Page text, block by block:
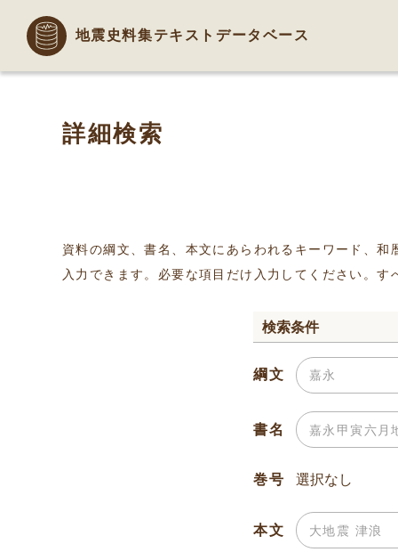
地震史料集テキストデータベース
詳細検索
資料の綱文、書名、本文にあらわれるキーワード、
入力できます。必要な項目だけ入力してください。
検索条件
綱文
書名
巻号
本文